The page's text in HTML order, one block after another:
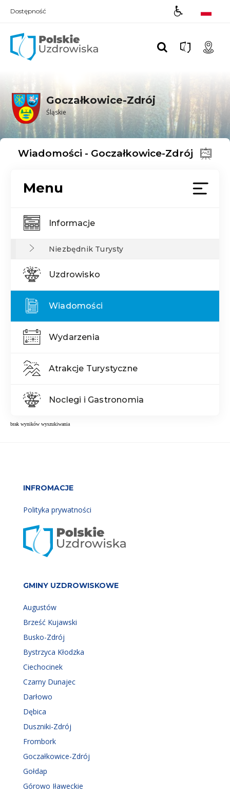
Dostępność
Goczałkowice-Zdrój
Śląskie
Wiadomości - Goczałkowice-Zdrój
Menu
Informacje
Niezbędnik Turysty
Uzdrowisko
Wiadomości
Wydarzenia
Atrakcje Turystyczne
Noclegi i Gastronomia
brak wyników wyszukiwania
INFROMACJE
Polityka prywatności
GMINY UZDROWISKOWE
Augustów
Brześć Kujawski
Busko-Zdrój
Bystrzyca Kłodzka
Ciechocinek
Czarny Dunajec
Darłowo
Dębica
Duszniki-Zdrój
Frombork
Goczałkowice-Zdrój
Gołdap
Górowo Iławeckie